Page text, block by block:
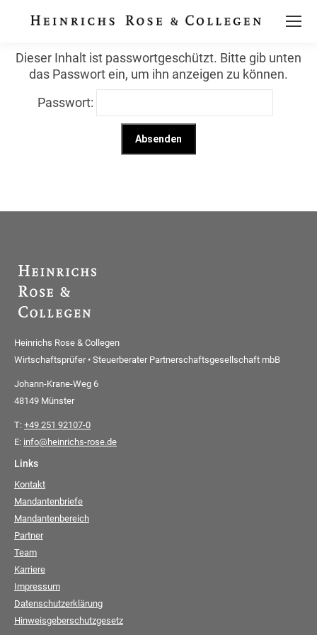
Dieser Inhalt ist passwortgeschützt. Bitte gib unten
das Passwort ein, um ihn anzeigen zu können.
Passwort:
Heinrichs Rose & Collegen
Wirtschaftsprüfer • Steuerberater Partnerschaftsgesellschaft mbB
Johann-Krane-Weg 6
48149 Münster
T: +49 251 92107-0
E: info@heinrichs-rose.de
Links
Kontakt
Mandantenbriefe
Mandantenbereich
Partner
Team
Karriere
Impressum
Datenschutzerklärung
Hinweisgeberschutzgesetz